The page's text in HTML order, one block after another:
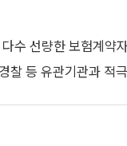
수 선량한 보험계약
찰 등 유관기관과 적